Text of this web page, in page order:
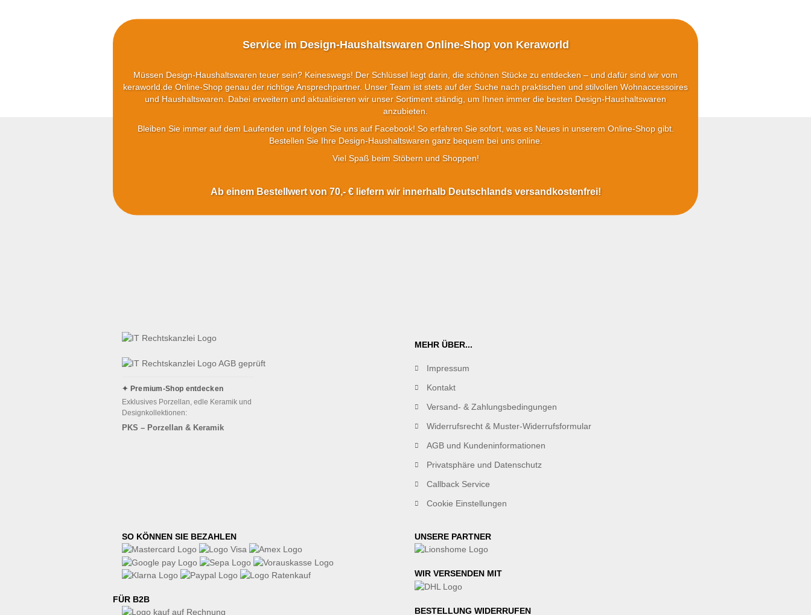
Service im Design-Haushaltswaren Online-Shop von Keraworld
Müssen Design-Haushaltswaren teuer sein? Keineswegs! Der Schlüssel liegt darin, die schönen Stücke zu entdecken – und dafür sind wir vom
keraworld.de Online-Shop genau der richtige Ansprechpartner. Unser Team ist stets auf der Suche nach praktischen und stilvollen Wohnaccessoires
und Haushaltswaren. Dabei erweitern und aktualisieren wir unser Sortiment ständig, um Ihnen immer die besten Design-Haushaltswaren
anzubieten.
Bleiben Sie immer auf dem Laufenden und folgen Sie uns auf Facebook! So erfahren Sie sofort, was es Neues in unserem Online-Shop gibt.
Bestellen Sie Ihre Design-Haushaltswaren ganz bequem bei uns online.
Viel Spaß beim Stöbern und Shoppen!
Ab einem Bestellwert von 70,- € liefern wir innerhalb Deutschlands versandkostenfrei!
✦ Premium-Shop entdecken
Exklusives Porzellan, edle Keramik und
Designkollektionen:
PKS – Porzellan & Keramik
MEHR ÜBER...
Impressum
Kontakt
Versand- & Zahlungsbedingungen
Widerrufsrecht & Muster-Widerrufsformular
AGB und Kundeninformationen
Privatsphäre und Datenschutz
Callback Service
Cookie Einstellungen
SO KÖNNEN SIE BEZAHLEN
FÜR B2B
UNSERE PARTNER
WIR VERSENDEN MIT
BESTELLUNG WIDERRUFEN